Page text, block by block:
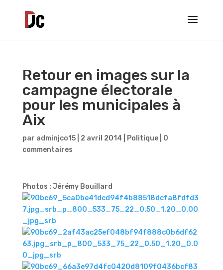
Retour en images sur la
campagne électorale
pour les municipales à
Aix
par adminjco15| 2 avril 2014 Politique| 0
commentaires
Photos : Jérémy Bouillard